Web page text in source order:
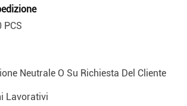
PCS
Neutrale O Su Richiesta Del Cliente
Lavorativi